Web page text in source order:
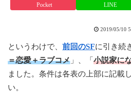
Pocket LINE
2019/05/10
というわけで、 前回のSFに引き続
＝恋愛＋ラブコメ 」、「 小説家に
ました。条件は各表の上部に記載
い。